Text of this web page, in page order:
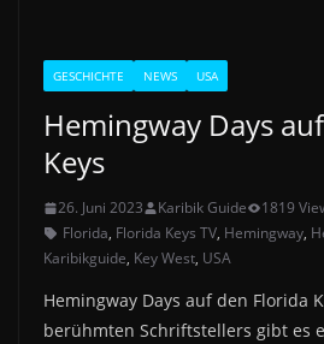
GESCHICHTE NEWS USA
Hemingway Days
Keys
26. Juni 2023 Karibik Guide
1819
Florida, Florida Keys TV, Hemingway,
Karibikguide, Key West, USA
Hemingway Days auf den Florida
berühmten Schriftstellers gibt es